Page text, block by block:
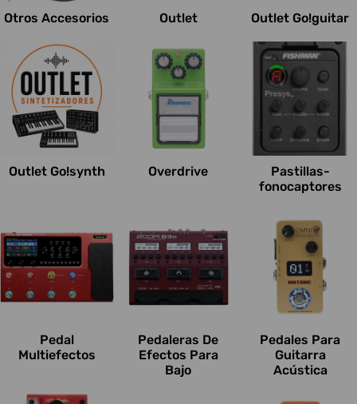
Otros Accesorios Outlet Outlet Go!guitar
Outlet Go!synth Overdrive
Pastillas-
fonocaptores
Pedal
Multiefectos
Pedaleras De
Efectos Para
Bajo
Pedales Para
Guitarra
Acústica